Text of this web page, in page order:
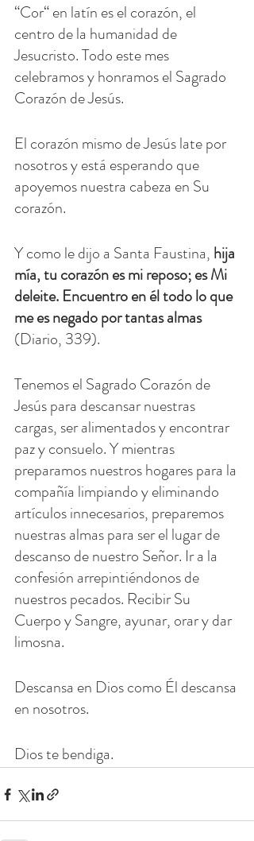
“Cor“ en latín es el corazón, el
centro de la humanidad de
Jesucristo. Todo este mes
celebramos y honramos el Sagrado
Corazón de Jesús.
El corazón mismo de Jesús late por
nosotros y está esperando que
apoyemos nuestra cabeza en Su
corazón.
Y como le dijo a Santa Faustina, hija
mía, tu corazón es mi reposo; es Mi
deleite. Encuentro en él todo lo que
me es negado por tantas almas
(Diario, 339).
Tenemos el Sagrado Corazón de
Jesús para descansar nuestras
cargas, ser alimentados y encontrar
paz y consuelo. Y mientras
preparamos nuestros hogares para la
compañía limpiando y eliminando
artículos innecesarios, preparemos
nuestras almas para ser el lugar de
descanso de nuestro Señor. Ir a la
confesión arrepintiéndonos de
nuestros pecados. Recibir Su
Cuerpo y Sangre, ayunar, orar y dar
limosna.
Descansa en Dios como Él descansa
en nosotros.
Dios te bendiga.